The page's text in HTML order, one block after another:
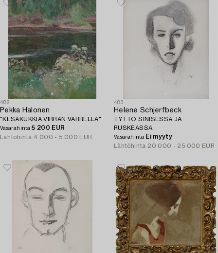
482
Pekka Halonen
"KESÄKUKKIA VIRRAN VARRELLA".
Vasarahinta5 200 EUR
Lähtöhinta 4 000 - 5 000 EUR
483
Helene Schjerfbeck
TYTTÖ SINISESSÄ JA
RUSKEASSA.
Vasarahinta Ei myyty
Lähtöhinta 20 000 - 25 000 EUR